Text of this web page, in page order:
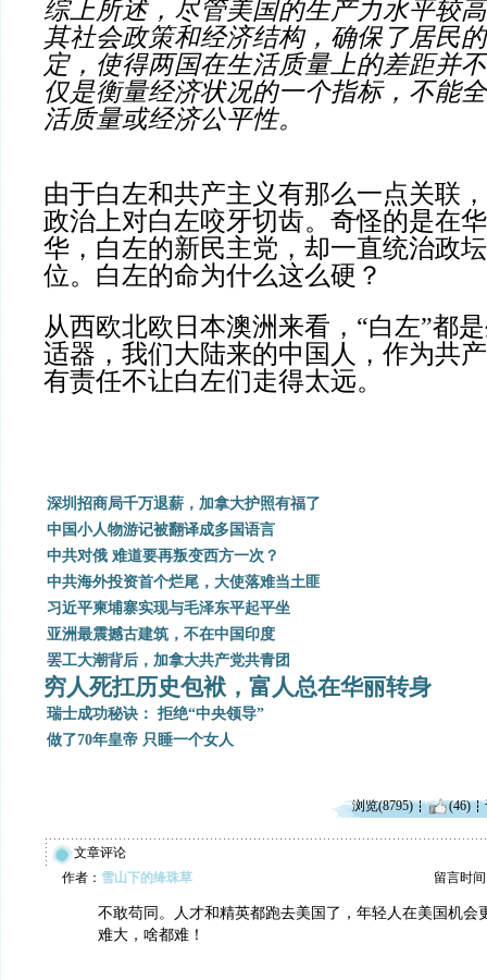
综上所述，尽管美国的生产力水平较
其社会政策和经济结构，确保了居民
定，使得两国在生活质量上的差距并
仅是衡量经济状况的一个指标，不能
活质量或经济公平性。
由于白左和共产主义有那么一点关联
政治上对白左咬牙切齿。奇怪的是在
华，白左的新民主党，却一直统治政
位。白左的命为什么这么硬？
从西欧北欧日本澳洲来看，“白左”都
适器，我们大陆来的中国人，作为共
有责任不让白左们走得太远。
深圳招商局千万退薪，加拿大护照有福了
中国小人物游记被翻译成多国语言
中共对俄 难道要再叛变西方一次？
中共海外投资首个烂尾，大使落难当土匪
习近平柬埔寨实现与毛泽东平起平坐
亚洲最震撼古建筑，不在中国印度
罢工大潮背后，加拿大共产党共青团
穷人死扛历史包袱，富人总在华丽转身
瑞士成功秘诀： 拒绝“中央领导”
做了70年皇帝 只睡一个女人
浏览(8795) (46)
文章评论
作者： 雪山下的绛珠草 留言时间
不敢苟同。人才和精英都跑去美国了，年轻人在美国机会
难大，啥都难！